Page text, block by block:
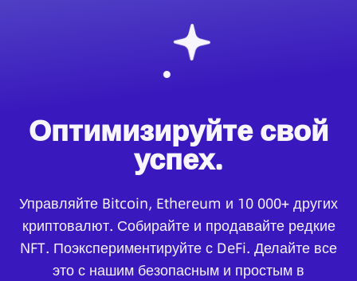
Оптимизируйте свой
успех.
Управляйте Bitcoin, Ethereum и 10 000+ других
криптовалют. Собирайте и продавайте редкие
NFT. Поэкспериментируйте с DeFi. Делайте все
это с нашим безопасным и простым в